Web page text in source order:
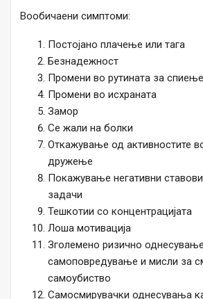
Вообичаени симптоми:
Постојано плачење или тага
Безнадежност
Промени во рутината за спиење
Промени во исхраната
Замор
Се жали на болки
Откажување од активностите
дружење
Покажување негативни
задачи
Тешкотии со концентрацијата
Лоша мотивација
Зголемено ризично
самоповредување и мисли за
самоубиство
Самосмирувачки однесувања